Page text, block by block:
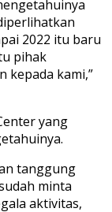
2022 itu baru
pihak
kepada kami,”
yang
tanggung
minta
aktivitas,